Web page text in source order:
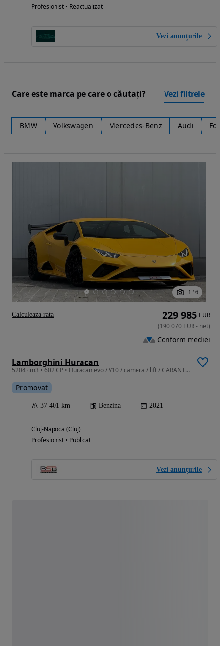
Profesionist • Reactualizat
Vezi anunțurile
Care este marca pe care o căutați? Vezi filtrele
BMW Volkswagen Mercedes-Benz Audi
1 / 6
Lamborghini Huracan
5204 cm3 • 602 CP • Huracan evo / V10 / camera / lift / GARANTIE
Promovat
37 401 km Benzina 2021
Cluj-Napoca (Cluj)
Profesionist • Publicat
Vezi anunțurile
229 985 EUR
(190 070 EUR- net)
Conform mediei
Calculeaza rata